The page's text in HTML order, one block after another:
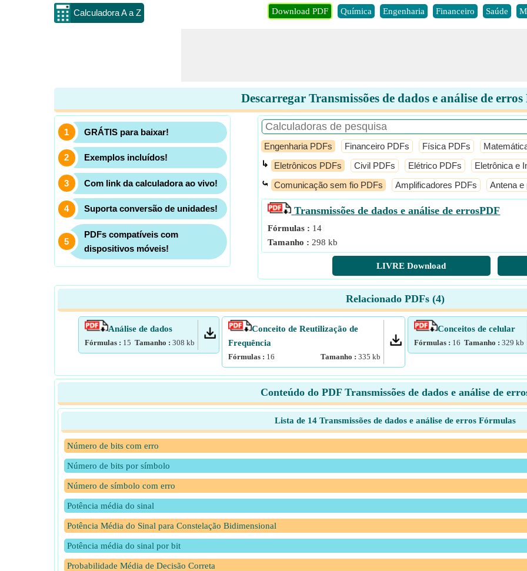
Calculadora A a Z Download PDF Química Engenharia Financeiro Saúde
Descarregar Transmissões de dados e análise de erros
GRÁTIS para baixar!
Exemplos incluídos!
Com link da calculadora ao vivo!
Suporta conversão de unidades!
PDFs compatíveis com
dispositivos móveis!
Engenharia PDFs Financeiro PDFs Física PDFs
↳ Eletrônicos PDFs Civil PDFs Elétrico PDFs Eletrônica e
⤿ Comunicação sem fio PDFs Amplificadores PDFs Antena e
Transmissões de dados e análise de errosPDF
Fórmulas : 14
Tamanho : 298 kb
LIVRE Download
Relacionado PDFs (4)
Análise de dados
Fórmulas : 15 Tamanho : 308 kb
Conceito de Reutilização de
Frequência
Fórmulas : 16 Tamanho : 335 kb
Conceitos de celular
Fórmulas : 16 Tamanho : 329 kb
Conteúdo do PDF Transmissões de dados e análise de
Lista de 14 Transmissões de dados e análise de erros Fórmulas
Número de bits com erro
Número de bits por símbolo
Número de símbolo com erro
Potência média do sinal
Potência Média do Sinal para Constelação Bidimensional
Potência média do sinal por bit
Probabilidade Média de Decisão Correta